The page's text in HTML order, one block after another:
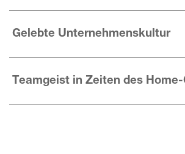
Gelebte Unternehmenskultur
Teamgeist in Zeiten des